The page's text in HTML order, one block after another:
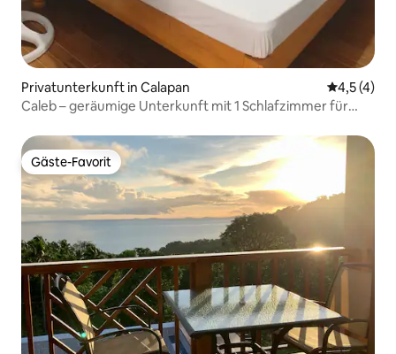
Privatunterkunft in Calapan
4,5 (4)
Caleb – geräumige Unterkunft mit 1 Schlafzimmer für
Gäste-Favorit
Gäste-Favorit